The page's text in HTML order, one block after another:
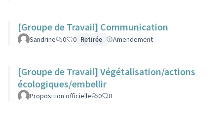
[Groupe de Travail] Communication
Sandrine 0 0 Retirée Amendement
[Groupe de Travail] Végétalisation/actions
écologiques/embellir
Proposition officielle 0 0